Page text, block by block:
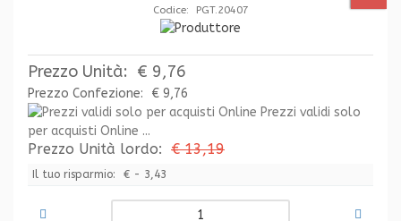
Codice: PGT.20407
Prezzo Unità: € 9,76
Prezzo Confezione:
€ 9,76
Prezzi validi solo
per acquisti Online ...
Prezzo Unità lordo: € 13,19
Il tuo risparmio: € - 3,43